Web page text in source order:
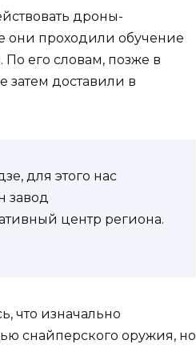
дроны-
они проходили обучение
его словам, позже в
доставили в
для этого нас
завод
центр региона.
что изначально
снайперского оружия, но